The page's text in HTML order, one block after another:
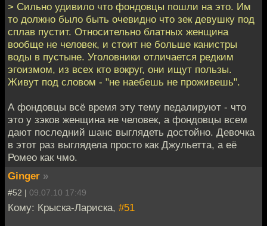
> Сильно удивило что фондовцы пошли на это. Им
то должно было быть очевидно что зек девушку под
сплав пустит. Относительно блатных женщина
вообще не человек, и стоит не больше канистры
воды в пустыне. Уголовники отличается редким
эгоизмом, из всех кто вокруг, они ищут пользы.
Живут под словом - "не наебешь не проживешь".
А фондовцы всё время эту тему педалируют - что
это у зэков женщина не человек, а фондовцы всем
дают последний шанс выглядеть достойно. Девочка
в этот раз выглядела просто как Джульетта, а её
Ромео как чмо.
Ginger »
#52 | 09.07.10 17:49
Кому: Крыска-Лариска, #51